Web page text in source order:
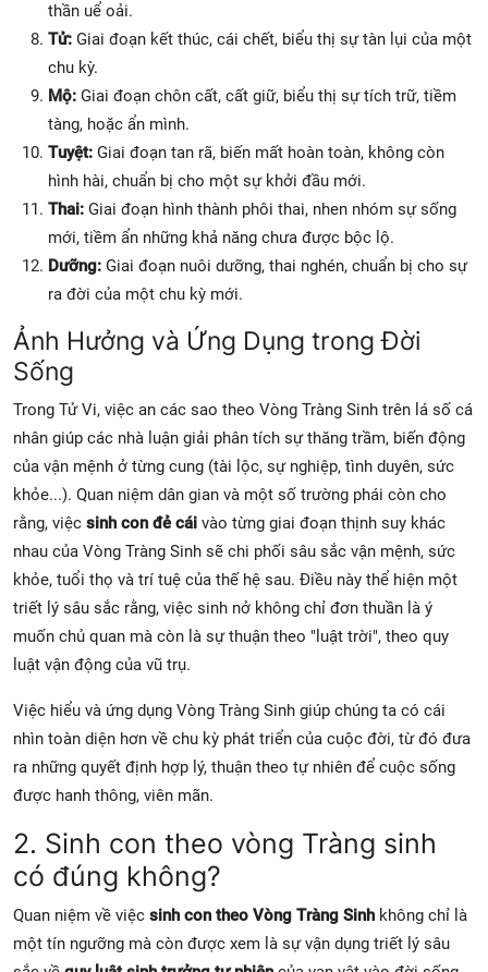
thần uể oải.
Tử: Giai đoạn kết thúc, cái chết, biểu thị sự tàn lụi của một
chu kỳ.
Mộ: Giai đoạn chôn cất, cất giữ, biểu thị sự tích trữ, tiềm
tàng, hoặc ẩn mình.
Tuyệt: Giai đoạn tan rã, biến mất hoàn toàn, không còn
hình hài, chuẩn bị cho một sự khởi đầu mới.
Thai: Giai đoạn hình thành phôi thai, nhen nhóm sự sống
mới, tiềm ẩn những khả năng chưa được bộc lộ.
Dưỡng: Giai đoạn nuôi dưỡng, thai nghén, chuẩn bị cho sự
ra đời của một chu kỳ mới.
Ảnh Hưởng và Ứng Dụng trong Đời
Sống
Trong Tử Vi, việc an các sao theo Vòng Tràng Sinh trên lá số cá
nhân giúp các nhà luận giải phân tích sự thăng trầm, biến động
của vận mệnh ở từng cung (tài lộc, sự nghiệp, tình duyên, sức
khỏe...). Quan niệm dân gian và một số trường phái còn cho
rằng, việc sinh con đẻ cái vào từng giai đoạn thịnh suy khác
nhau của Vòng Tràng Sinh sẽ chi phối sâu sắc vận mệnh, sức
khỏe, tuổi thọ và trí tuệ của thế hệ sau. Điều này thể hiện một
triết lý sâu sắc rằng, việc sinh nở không chỉ đơn thuần là ý
muốn chủ quan mà còn là sự thuận theo "luật trời", theo quy
luật vận động của vũ trụ.
Việc hiểu và ứng dụng Vòng Tràng Sinh giúp chúng ta có cái
nhìn toàn diện hơn về chu kỳ phát triển của cuộc đời, từ đó đưa
ra những quyết định hợp lý, thuận theo tự nhiên để cuộc sống
được hanh thông, viên mãn.
2. Sinh con theo vòng Tràng sinh
có đúng không?
Quan niệm về việc sinh con theo Vòng Tràng Sinh không chỉ là
một tín ngưỡng mà còn được xem là sự vận dụng triết lý sâu